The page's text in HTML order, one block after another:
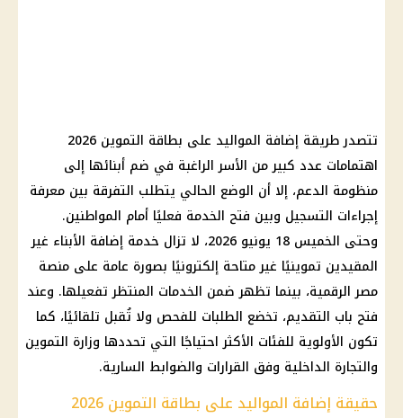
تتصدر طريقة إضافة المواليد على بطاقة التموين 2026
اهتمامات عدد كبير من الأسر الراغبة في ضم أبنائها إلى
منظومة الدعم، إلا أن الوضع الحالي يتطلب التفرقة بين معرفة
إجراءات التسجيل وبين فتح الخدمة فعليًا أمام المواطنين.
وحتى الخميس 18 يونيو 2026، لا تزال خدمة إضافة الأبناء غير
المقيدين تموينيًا غير متاحة إلكترونيًا بصورة عامة على منصة
مصر الرقمية، بينما تظهر ضمن الخدمات المنتظر تفعيلها. وعند
فتح باب التقديم، تخضع الطلبات للفحص ولا تُقبل تلقائيًا، كما
تكون الأولوية للفئات الأكثر احتياجًا التي تحددها وزارة التموين
والتجارة الداخلية وفق القرارات والضوابط السارية.
حقيقة إضافة المواليد على بطاقة التموين 2026